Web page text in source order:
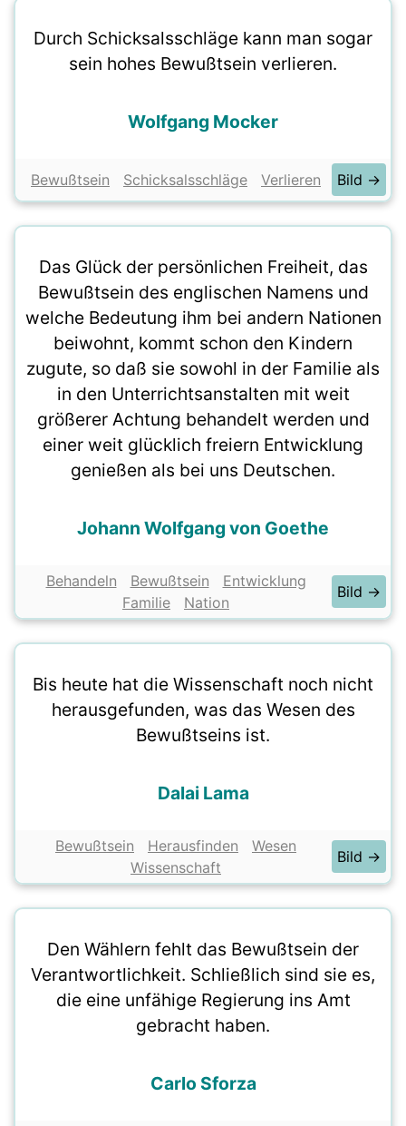
Durch Schicksalsschläge kann man sogar
sein hohes Bewußtsein verlieren.
Wolfgang Mocker
Bewußtsein Schicksalsschläge Verlieren Bild →
Das Glück der persönlichen Freiheit, das
Bewußtsein des englischen Namens und
welche Bedeutung ihm bei andern Nationen
beiwohnt, kommt schon den Kindern
zugute, so daß sie sowohl in der Familie als
in den Unterrichtsanstalten mit weit
größerer Achtung behandelt werden und
einer weit glücklich freiern Entwicklung
genießen als bei uns Deutschen.
Johann Wolfgang von Goethe
Behandeln Bewußtsein
Entwicklung
Familie
Nation
Bild →
Bis heute hat die Wissenschaft noch nicht
herausgefunden, was das Wesen des
Bewußtseins ist.
Dalai Lama
Bewußtsein Herausfinden
Wesen
Wissenschaft
Bild →
Den Wählern fehlt das Bewußtsein der
Verantwortlichkeit. Schließlich sind sie es,
die eine unfähige Regierung ins Amt
gebracht haben.
Carlo Sforza